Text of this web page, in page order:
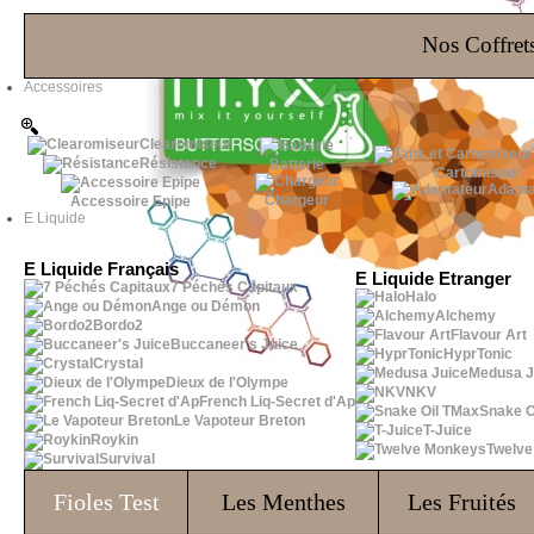
Nos
Accessoires
Clearomiseur
Résistance
Accessoire Epipe
Batterie
Chargeur
Cartomiseur
E Liquide
E Liquide Français
7 Péchés Capitaux
Ange ou Démon
Bordo2
Buccaneer's Juice
Crystal
Dieux de l'Olympe
French Liq-Secret d'Ap
Le Vapoteur Breton
Roykin
Survival
E Liquide Etranger
Halo
Alchemy
Flavour Art
HyprTonic
Medusa
NKV
Snake
T-Juice
Fioles Test Les Menthes Les Fruités